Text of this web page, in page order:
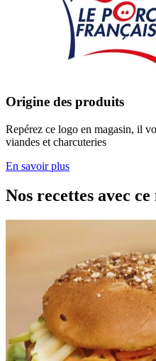
Origine des produits
Repérez ce logo en magasin, il
viandes et charcuteries
En savoir plus
Nos recettes avec